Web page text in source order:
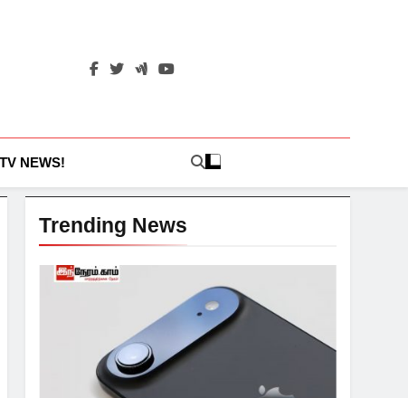
NEWS!
Trending News